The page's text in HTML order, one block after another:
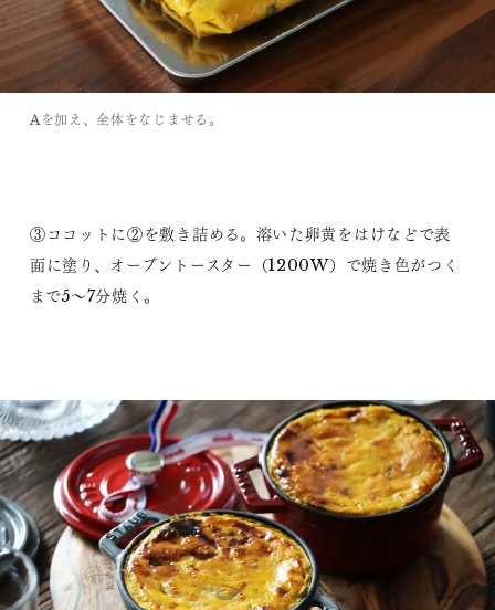
Aを加え、全体をなじませる。
③ココットに②を敷き詰める。溶いた卵黄をはけなどで表
面に塗り、オーブントースター（1200W）で焼き色がつく
まで5～7分焼く。